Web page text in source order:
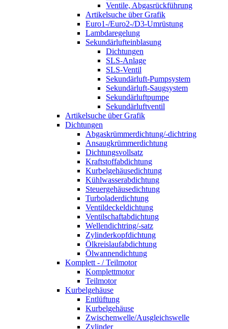
Ventile, Abgasrückführung
Artikelsuche über Grafik
Euro1-/Euro2-/D3-Umrüstung
Lambdaregelung
Sekundärlufteinblasung
Dichtungen
SLS-Anlage
SLS-Ventil
Sekundärluft-Pumpsystem
Sekundärluft-Saugsystem
Sekundärluftpumpe
Sekundärluftventil
Artikelsuche über Grafik
Dichtungen
Abgaskrümmerdichtung/-dichtring
Ansaugkrümmerdichtung
Dichtungsvollsatz
Kraftstoffabdichtung
Kurbelgehäusedichtung
Kühlwasserabdichtung
Steuergehäusedichtung
Turboladerdichtung
Ventildeckeldichtung
Ventilschaftabdichtung
Wellendichtring/-satz
Zylinderkopfdichtung
Ölkreislaufabdichtung
Ölwannendichtung
Komplett - / Teilmotor
Komplettmotor
Teilmotor
Kurbelgehäuse
Entlüftung
Kurbelgehäuse
Zwischenwelle/Ausgleichswelle
Zylinder